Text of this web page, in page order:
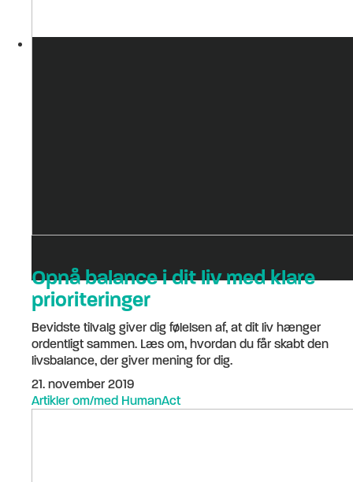
Opnå balance i dit liv med klare
prioriteringer
Bevidste tilvalg giver dig følelsen af, at dit liv hænger
ordentligt sammen. Læs om, hvordan du får skabt den
livsbalance, der giver mening for dig.
21. november 2019
Artikler om/med HumanAct